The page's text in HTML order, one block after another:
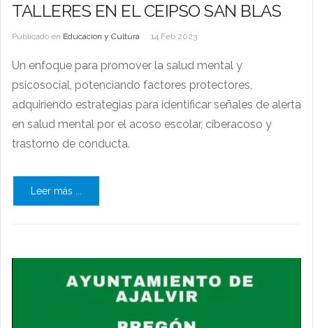
TALLERES EN EL CEIPSO SAN BLAS
Publicado en Educacion y Cultura 14 Feb 2023
Un enfoque para promover la salud mental y
psicosocial, potenciando factores protectores,
adquiriendo estrategias para identificar señales de alerta
en salud mental por el acoso escolar, ciberacoso y
trastorno de conducta.
Leer más ...